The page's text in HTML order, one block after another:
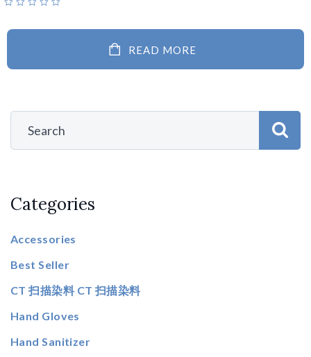
READ MORE
Categories
Accessories
Best Seller
CT 扫描染料 CT 扫描染料
Hand Gloves
Hand Sanitizer